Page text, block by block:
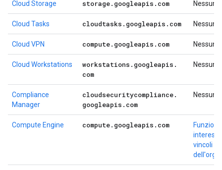
Cloud Storage storage. googleapis . com Nessuno
Cloud Tasks cloudtasks . googleapis . com Nessuno
Cloud VPN compute. googleapis . com Nessuno
Cloud Workstations workstations . googleapis .
com
Nessuno
Compliance
Manager
cloudsecuritycompliance.
googleapis . com
Nessuno
Compute Engine compute. googleapis . com
vincoli